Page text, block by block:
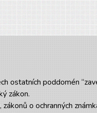
ostatních poddomén
zákon.
o ochranných